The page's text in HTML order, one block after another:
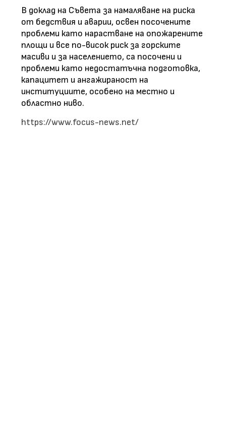
В доклад на Съвета за намаляване на риска
от бедствия и аварии, освен посочените
проблеми като нарастване на опожарените
площи и все по-висок риск за горските
масиви и за населението, са посочени и
проблеми като недостатъчна подготовка,
капацитет и ангажираност на
институциите, особено на местно и
областно ниво.
https://www.focus-news.net/